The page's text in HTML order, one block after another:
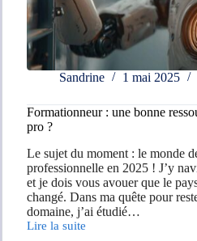
Sandrine 1 mai 2025
Formationneur : une bonne
pro ?
Le sujet du moment : le monde
professionnelle en 2025 ! J’y
et je dois vous avouer que le
changé. Dans ma quête pour
domaine, j’ai étudié…
Lire la suite
Formationneur